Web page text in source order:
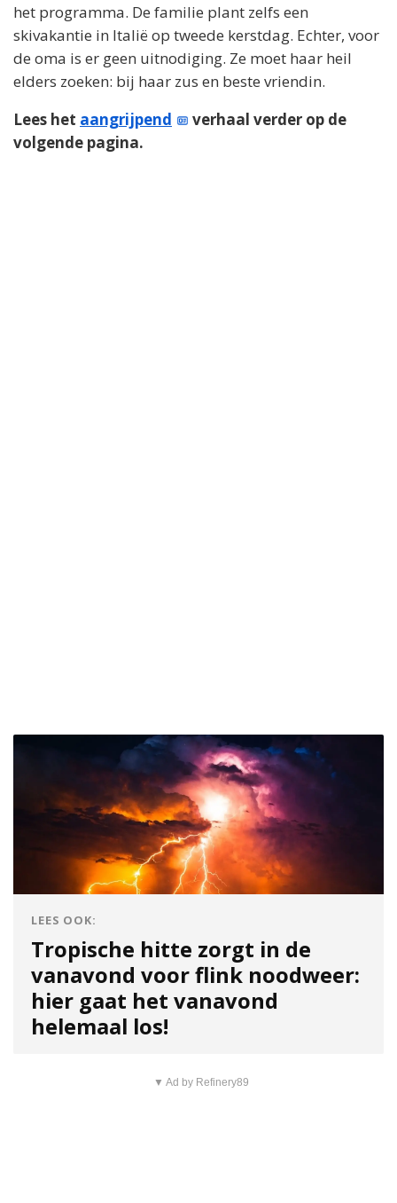
het programma. De familie plant zelfs een
skivakantie in Italië op tweede kerstdag. Echter, voor
de oma is er geen uitnodiging. Ze moet haar heil
elders zoeken: bij haar zus en beste vriendin.
Lees het aangrijpend
verhaal verder op de
volgende pagina.
LEES OOK:
Tropische hitte zorgt in de
vanavond voor flink noodweer:
hier gaat het vanavond
helemaal los!
▼ Ad by Refinery89